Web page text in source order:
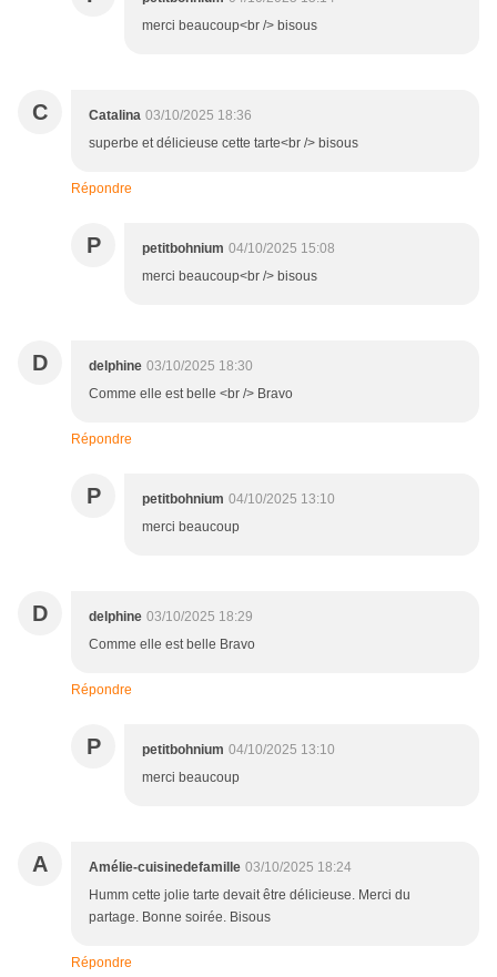
merci beaucoup<br /> bisous
C Catalina 03/10/2025 18:36
superbe et délicieuse cette tarte<br /> bisous
Répondre
P petitbohnium 04/10/2025 15:08
merci beaucoup<br /> bisous
D delphine 03/10/2025 18:30
Comme elle est belle <br /> Bravo
Répondre
P petitbohnium 04/10/2025 13:10
merci beaucoup
D delphine 03/10/2025 18:29
Comme elle est belle Bravo
Répondre
P petitbohnium 04/10/2025 13:10
merci beaucoup
A Amélie-cuisinedefamille 03/10/2025 18:24
Humm cette jolie tarte devait être délicieuse. Merci du
partage. Bonne soirée. Bisous
Répondre